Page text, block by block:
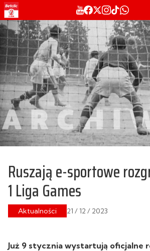
Ruszają e-sportowe
1 Liga Games
Aktualności 21 / 12 / 2023
Już 9 stycznia wystartują oficjalne